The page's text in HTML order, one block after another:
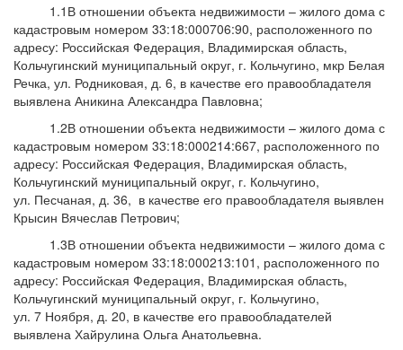
1.1В отношении объекта недвижимости – жилого дома с
кадастровым номером 33:18:000706:90, расположенного по
адресу: Российская Федерация, Владимирская область,
Кольчугинский муниципальный округ, г. Кольчугино, мкр Белая
Речка, ул. Родниковая, д. 6, в качестве его правообладателя
выявлена Аникина Александра Павловна;
1.2В отношении объекта недвижимости – жилого дома с
кадастровым номером 33:18:000214:667, расположенного по
адресу: Российская Федерация, Владимирская область,
Кольчугинский муниципальный округ, г. Кольчугино,
ул. Песчаная, д. 36, в качестве его правообладателя выявлен
Крысин Вячеслав Петрович;
1.3В отношении объекта недвижимости – жилого дома с
кадастровым номером 33:18:000213:101, расположенного по
адресу: Российская Федерация, Владимирская область,
Кольчугинский муниципальный округ, г. Кольчугино,
ул. 7 Ноября, д. 20, в качестве его правообладателей
выявлена Хайрулина Ольга Анатольевна.